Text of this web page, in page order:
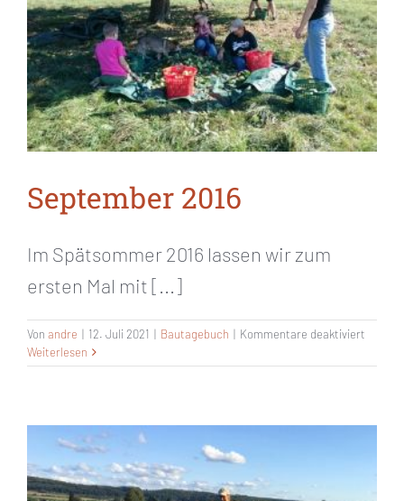
September 2016
Im Spätsommer 2016 lassen wir zum
ersten Mal mit [...]
Von andre | 12. Juli 2021 | Bautagebuch | Kommentare deaktiviert
2016
Weiterlesen